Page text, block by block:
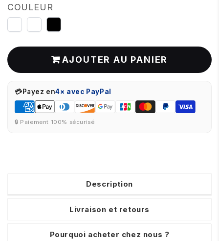
COULEUR
BLANCNOIR
AJOUTER AU PANIER
💳Payez en4× avec PayPal
🔒 Paiement 100% sécurisé
Description
Livraison et retours
Pourquoi acheter chez nous ?